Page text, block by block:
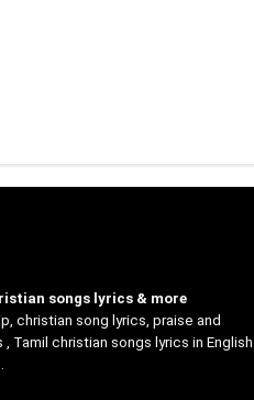
songs lyrics & more
christian song lyrics, praise and
Tamil christian songs lyrics in English